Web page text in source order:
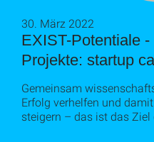
EXIST-Potentiale
Projekte: startup
30. März 2022
Gemeinsam
Erfolg verhelfen und
steigern – das ist das Ziel